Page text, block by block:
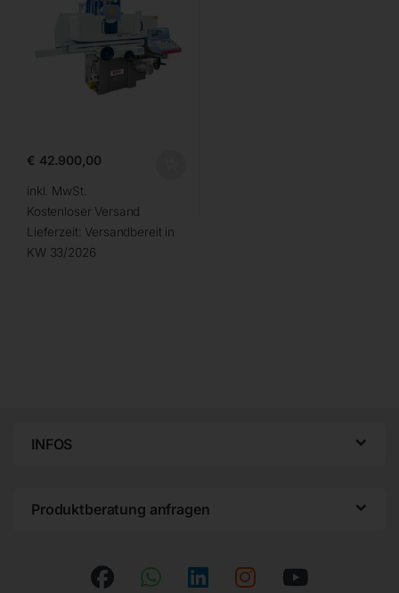
€ 42.900,00
inkl. MwSt.
Kostenloser Versand
Lieferzeit: Versandbereit in
KW 33/2026
INFOS
Produktberatung anfragen